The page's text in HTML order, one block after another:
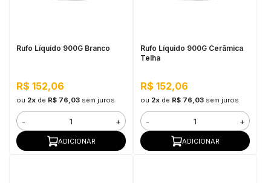
Rufo Líquido 900G Branco
R$ 152,06
ou 2xde R$ 76,03 sem juros
- +
ADICIONAR
Rufo Líquido 900G Cerâmica
Telha
R$ 152,06
ou 2xde R$ 76,03 sem juros
- +
ADICIONAR